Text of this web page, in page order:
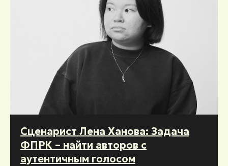
Сценарист Лена Ханова: Задача
ФПРК – найти авторов с
аутентичным голосом